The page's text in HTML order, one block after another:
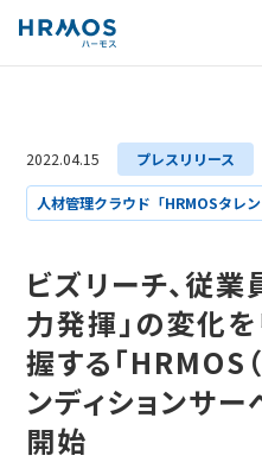
2022.04.15 プレスリリース
人材管理クラウド「HRMOSタレン
ビズリーチ、従
力発揮」の変化
握する「HRMOS
ンディションサ
開始